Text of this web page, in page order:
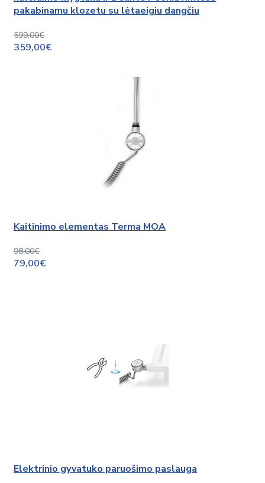
pakabinamu klozetu su lėtaeigiu dangčiu
599,00€
359,00€
Kaitinimo elementas Terma MOA
98,00€
79,00€
Elektrinio gyvatuko paruošimo paslauga